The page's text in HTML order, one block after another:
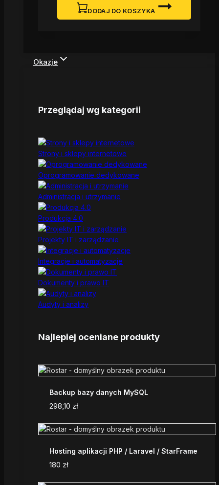
DODAJ DO KOSZYKA
Okazje
Przeglądaj wg kategorii
Strony i sklepy internetowe
Oprogramowanie dedykowane
Administracja i utrzymanie
Produkcja 4.0
Projekty IT i zarządzanie
Integracje i automatyzacje
Dokumenty i prawo IT
Audyty i analizy
Najlepiej oceniane produkty
Backup bazy danych MySQL
298,10 zł
Hosting aplikacji PHP / Laravel / StarFrame
180 zł